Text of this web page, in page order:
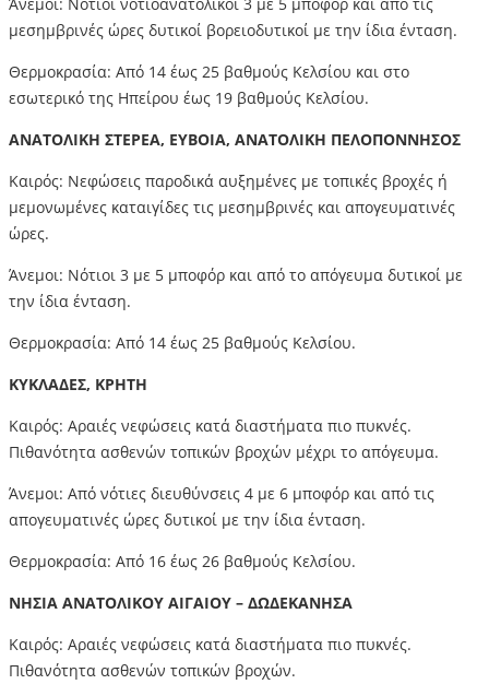
μεσημβρινές ώρες δυτικοί βορειοδυτικοί με την ίδια ένταση.
Θερμοκρασία: Από 14 έως 25 βαθμούς Κελσίου και στο
εσωτερικό της Ηπείρου έως 19 βαθμούς Κελσίου.
ΑΝΑΤΟΛΙΚΗ ΣΤΕΡΕΑ, ΕΥΒΟΙΑ, ΑΝΑΤΟΛΙΚΗ ΠΕΛΟΠΟΝΝΗΣΟΣ
Καιρός: Νεφώσεις παροδικά αυξημένες με τοπικές βροχές ή
μεμονωμένες καταιγίδες τις μεσημβρινές και απογευματινές
ώρες.
Άνεμοι: Νότιοι 3 με 5 μποφόρ και από το απόγευμα δυτικοί με
την ίδια ένταση.
Θερμοκρασία: Από 14 έως 25 βαθμούς Κελσίου.
ΚΥΚΛΑΔΕΣ, ΚΡΗΤΗ
Καιρός: Αραιές νεφώσεις κατά διαστήματα πιο πυκνές.
Πιθανότητα ασθενών τοπικών βροχών μέχρι το απόγευμα.
Άνεμοι: Από νότιες διευθύνσεις 4 με 6 μποφόρ και από τις
απογευματινές ώρες δυτικοί με την ίδια ένταση.
Θερμοκρασία: Από 16 έως 26 βαθμούς Κελσίου.
ΝΗΣΙΑ ΑΝΑΤΟΛΙΚΟΥ ΑΙΓΑΙΟΥ – ΔΩΔΕΚΑΝΗΣΑ
Καιρός: Αραιές νεφώσεις κατά διαστήματα πιο πυκνές.
Πιθανότητα ασθενών τοπικών βροχών.